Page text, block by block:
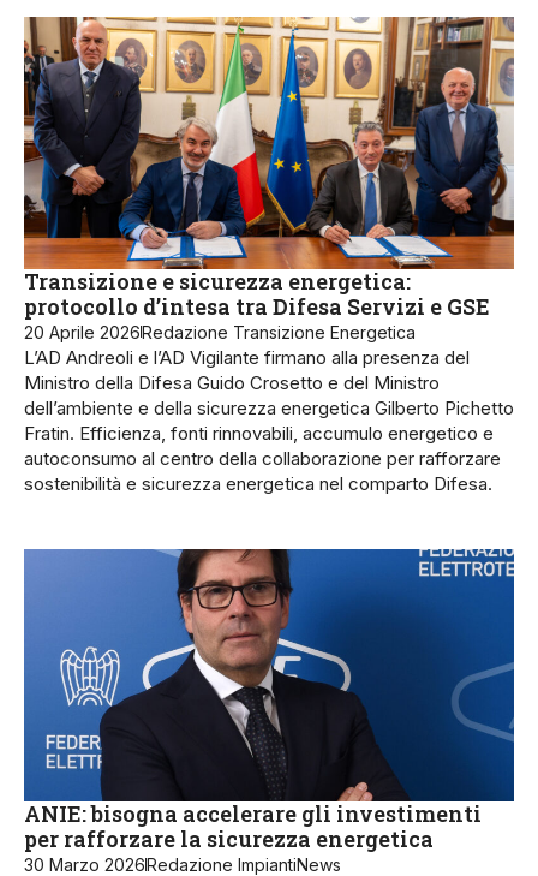
Transizione e sicurezza energetica:
protocollo d’intesa tra Difesa Servizi e GSE
20 Aprile 2026Redazione Transizione Energetica
L’AD Andreoli e l’AD Vigilante firmano alla presenza del
Ministro della Difesa Guido Crosetto e del Ministro
dell’ambiente e della sicurezza energetica Gilberto Pichetto
Fratin. Efficienza, fonti rinnovabili, accumulo energetico e
autoconsumo al centro della collaborazione per rafforzare
sostenibilità e sicurezza energetica nel comparto Difesa.
ANIE: bisogna accelerare gli investimenti
per rafforzare la sicurezza energetica
30 Marzo 2026Redazione ImpiantiNews